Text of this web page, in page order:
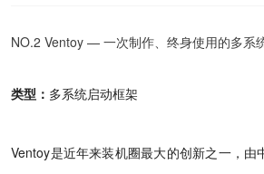
NO.2 Ventoy — 一次制作、终身使用的多系
类型： 多系统启动框架
Ventoy是近年来装机圈最大的创新之一，由